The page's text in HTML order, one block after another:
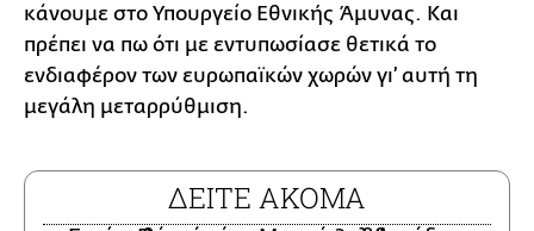
κάνουμε στο Υπουργείο Εθνικής Άμυνας. Και
πρέπει να πω ότι με εντυπωσίασε θετικά το
ενδιαφέρον των ευρωπαϊκών χωρών γι’ αυτή τη
μεγάλη μεταρρύθμιση.
ΔΕΙΤΕ ΑΚΟΜΑ